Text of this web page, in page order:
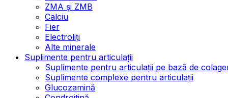
ZMA și ZMB
Calciu
Fier
Electroliți
Alte minerale
Suplimente pentru articulații
Suplimente pentru articulații pe bază de
Suplimente complexe pentru articulații
Glucozamină